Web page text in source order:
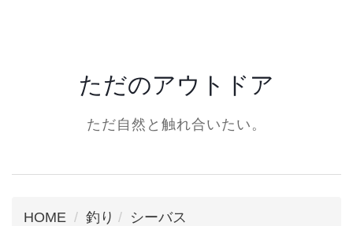
ただのアウトドア
ただ自然と触れ合いたい。
HOME 釣り
シーバス